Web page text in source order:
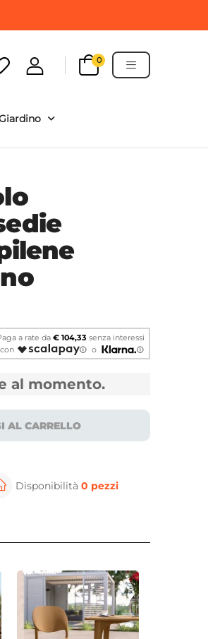
SEARCH BUTTON
0
a rate da€ 104,33 senza interessi
con
o
al momento.
AL CARRELLO
Disponibilità 0 pezzi